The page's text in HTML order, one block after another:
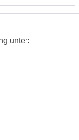
unter: